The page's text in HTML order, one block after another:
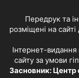
Передрук та
розміщені на
Інтернет-
сайту за умови
Засновник: Центр